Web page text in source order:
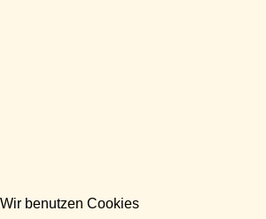
Wir benutzen Cookies